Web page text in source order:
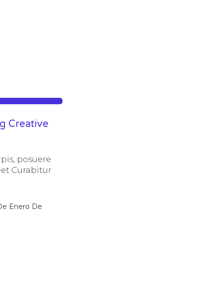
Creative
posuere
Curabitur
Enero De